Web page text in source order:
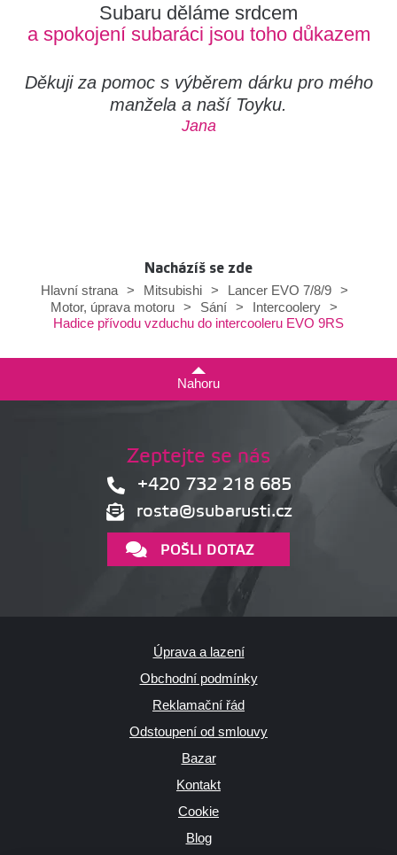
Subaru děláme srdcem
a spokojení subaráci jsou toho důkazem
Děkuji za pomoc s výběrem dárku pro mého
manžela a naší Toyku.
Jana
Nacházíš se zde
Hlavní strana
> Mitsubishi > Lancer EVO 7/8/9
>
Motor, úprava motoru > Sání > Intercoolery >
Hadice přívodu vzduchu do intercooleru EVO 9RS
Nahoru
Zeptejte se nás
+420 732 218 685
rosta@subarusti.cz
POŠLI DOTAZ
Úprava a lazení
Obchodní podmínky
Reklamační řád
Odstoupení od smlouvy
Bazar
Kontakt
Cookie
Blog